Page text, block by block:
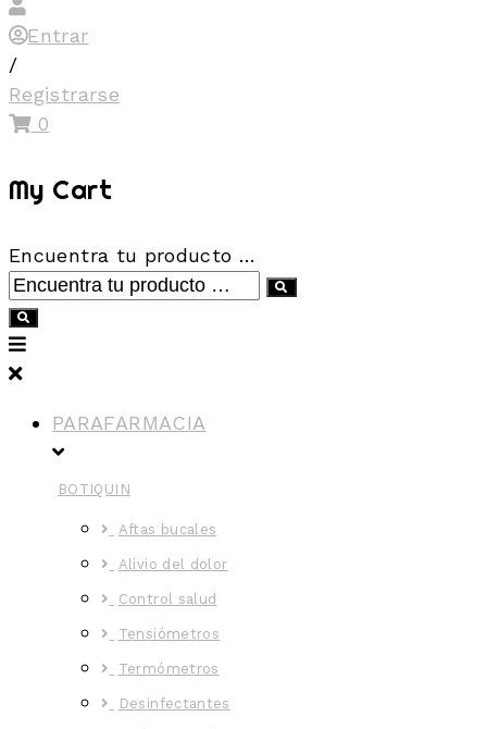
Entrar
/
Registrarse
0
My Cart
Encuentra tu producto …
PARAFARMACIA
BOTIQUIN
Aftas bucales
Alivio del dolor
Control salud
Tensiómetros
Termómetros
Desinfectantes